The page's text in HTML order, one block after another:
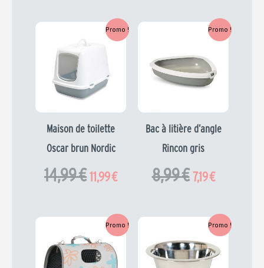
Promo !
Maison de toilette
Oscar brun Nordic
14,99€
était :
14,99 €.
11,99€
Le
Promo !
Bac à litière d’angle
Rincon gris
8,99€
initial
était :
7,19€
Le
actuel
est :
Promo !
prix
initial
Le
actuel
Promo !
prix
initial
Le
prix
actuel